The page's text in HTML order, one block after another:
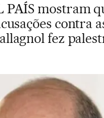
PAÍS mostram
contra
fez